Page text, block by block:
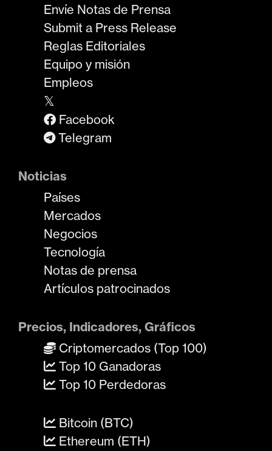
Envíe Notas de Prensa
Submit a Press Release
Reglas Editoriales
Equipo y misión
Empleos
𝕏
Facebook
Telegram
Noticias
Países
Mercados
Negocios
Tecnología
Notas de prensa
Artículos patrocinados
Precios, Indicadores, Gráficos
Criptomercados (Top 100)
Top 10 Ganadoras
Top 10 Perdedoras
Bitcoin (BTC)
Ethereum (ETH)